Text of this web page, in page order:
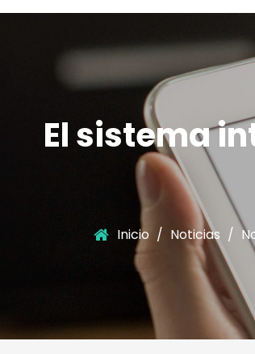
El sistema
Inicio / Noticias /